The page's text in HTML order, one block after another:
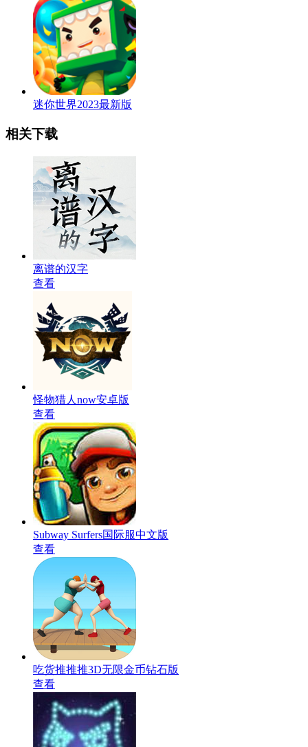
迷你世界2023最新版
相关下载
离谱的汉字
查看
怪物猎人now安卓版
查看
Subway Surfers国际服中文版
查看
吃货推推推3D无限金币钻石版
查看